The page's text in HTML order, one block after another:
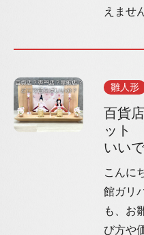
えませ
雛人形
百貨
ット
いい
こんに
館ガリ
も、お
び方や